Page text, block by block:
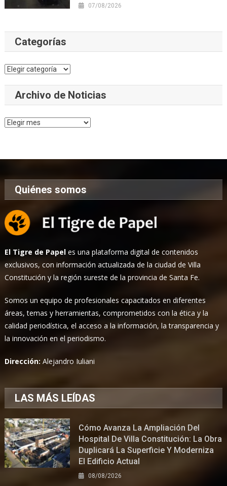
07/08/2026
Categorías
Categorías
Archivo de Noticias
Archivo
Quiénes somos
El Tigre de Papel es una plataforma digital de contenidos
exclusivos, con información actualizada de la ciudad de Villa
Constitución y la región sureste de la provincia de Santa Fe.
Somos un equipo de profesionales capacitados en diferentes
áreas, temas y herramientas, comprometidos con la ética y la
calidad periodística, el acceso a la información, la transparencia y
la innovación en el periodismo.
Dirección:Alejandro Iuliani
LAS MÁS LEÍDAS
Cómo Avanza La Ampliación Del
Hospital De Villa Constitución: La Obra
Duplicará La Superficie Y Moderniza
El Edificio Actual
08/08/2026